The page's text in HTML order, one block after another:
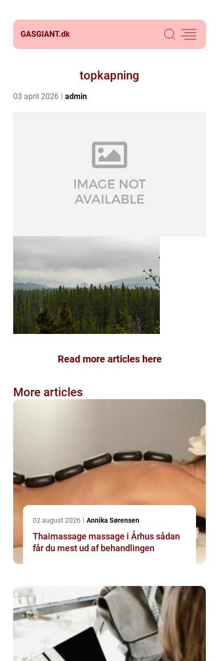
GASGIANT.dk
topkapning
03 april 2026 admin
Read more articles here
More articles
02 august 2026 Annika Sørensen
Thaimassage massage i Århus sådan
får du mest ud af behandlingen